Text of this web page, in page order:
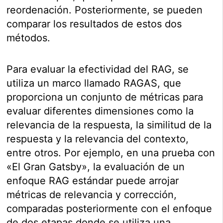
reordenación. Posteriormente, se pueden
comparar los resultados de estos dos
métodos.
Para evaluar la efectividad del RAG, se
utiliza un marco llamado RAGAS, que
proporciona un conjunto de métricas para
evaluar diferentes dimensiones como la
relevancia de la respuesta, la similitud de la
respuesta y la relevancia del contexto,
entre otros. Por ejemplo, en una prueba con
«El Gran Gatsby», la evaluación de un
enfoque RAG estándar puede arrojar
métricas de relevancia y corrección,
comparadas posteriormente con el enfoque